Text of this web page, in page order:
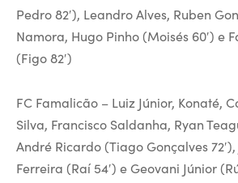
Pedro 82′), Leandro Alves, Ruben
Namora, Hugo Pinho (Moisés 60′) e
(Figo 82′)
FC Famalicão – Luiz Júnior, Konaté,
Silva, Francisco Saldanha, Ryan
André Ricardo (Tiago Gonçalves
Ferreira (Raí 54′) e Geovani Júnior